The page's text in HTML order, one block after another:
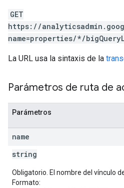
GET
https://
name=properties/*/
La URL usa la sintaxis de la
Parámetros de ruta de
Parámetros
name
string
Obligatorio. El nombre del vínculo
Formato: